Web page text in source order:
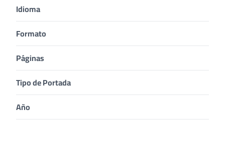
Idioma
Formato
Páginas
Tipo de Portada
Año